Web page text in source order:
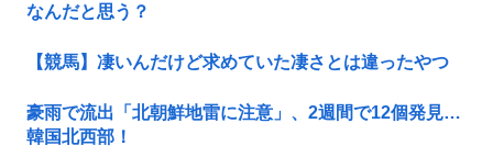
なんだと思う？
【競馬】凄いんだけど求めていた凄さとは違ったやつ
豪雨で流出「北朝鮮地雷に注意」、2週間で12個発見…
韓国北西部！